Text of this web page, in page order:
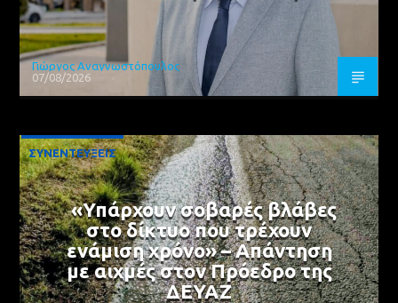
Γιώργος Αναγνωστόπουλος
07/08/2026
ΣΥΝΕΝΤΕΥΞΕΙΣ
«Υπάρχουν σοβαρές βλάβες
στο δίκτυο που τρέχουν
ενάμιση χρόνο» – Απάντηση
με αιχμές στον Πρόεδρο της
ΔΕΥΑΖ